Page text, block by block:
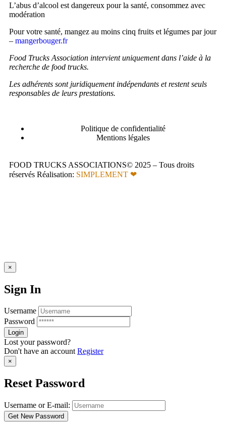
L’abus d’alcool est dangereux pour la santé, consommez avec
modération
Pour votre santé, mangez au moins cinq fruits et légumes par jour
– mangerbouger.fr
Food Trucks Association intervient uniquement dans l’aide à la
recherche de food trucks.
Les adhérents sont juridiquement indépendants et restent seuls
responsables de leurs prestations.
Politique de confidentialité
Mentions légales
FOOD TRUCKS ASSOCIATIONS© 2025 – Tous droits
réservés Réalisation: SIMPLEMENT ❤
×
Sign In
Username
Password
Lost your password?
Don't have an accountRegister
×
Reset Password
Username or E-mail: